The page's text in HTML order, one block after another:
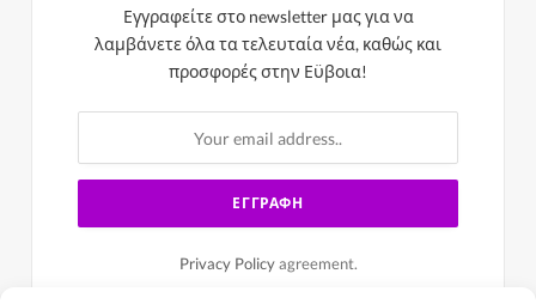
Εγγραφείτε στο newsletter μας για να
λαμβάνετε όλα τα τελευταία νέα, καθώς και
προσφορές στην Εϋβοια!
Privacy Policyagreement.